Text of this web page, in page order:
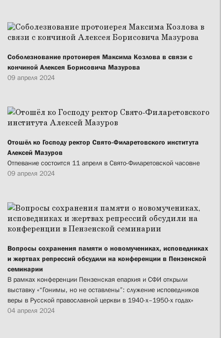
Соболезнование протоиерея Максима Козлова в связи с
кончиной Алексея Борисовича Мазурова
09 апреля 2024
Отошёл ко Господу ректор Свято-Филаретовского института
Алексей Мазуров
Отпевание состоится 11 апреля в Свято-Филаретовской часовне
09 апреля 2024
Вопросы сохранения памяти о новомучениках, исповедниках
и жертвах репрессий обсудили на конференции в Пензенской
семинарии
В рамках конференции Пензенская епархия и СФИ открыли
выставку «“Гонимы, но не оставлены”: служение исповедников
веры в Русской православной церкви в 1940-х–1950-х годах»
04 апреля 2024